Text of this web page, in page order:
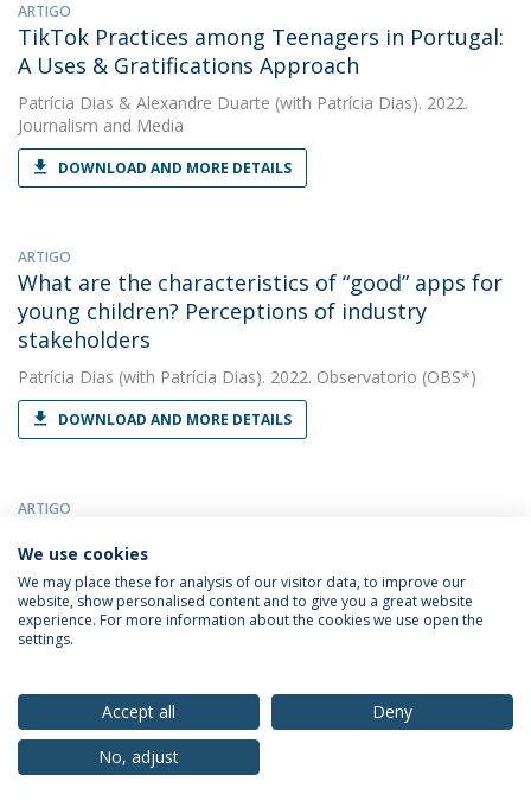
ARTIGO
TikTok Practices among Teenagers in Portugal:
A Uses & Gratifications Approach
Patrícia Dias & Alexandre Duarte (with Patrícia Dias). 2022.
Journalism and Media
DOWNLOAD AND MORE DETAILS
ARTIGO
What are the characteristics of “good” apps for
young children? Perceptions of industry
stakeholders
Patrícia Dias (with Patrícia Dias). 2022. Observatorio (OBS*)
DOWNLOAD AND MORE DETAILS
ARTIGO
Tweens and Teenagers Perceive the Business of
Social Media, Influencers and Brands
Patrícia Dias(with Dias, Patrícia). 2022. Media Education
Research Journal
DOWNLOAD AND MORE DETAILS
We use cookies
We may place these for analysis of our visitor data, to improve our
website, show personalised content and to give you a great website
experience. For more information about the cookies we use open the
settings.
Accept all
Deny
No, adjust